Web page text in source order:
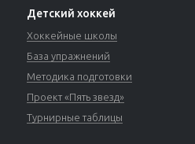
Детский хоккей
Хоккейные школы
База упражнений
Методика подготовки
Проект «Пять звезд»
Турнирные таблицы